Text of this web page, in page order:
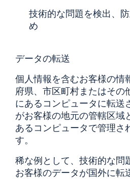
技術的な問題を検出、
め
データの転送
個人情報を含むお客様の情
府県、市区町村またはその
にあるコンピュータに転送
がお客様の地元の管轄区域
あるコンピュータで管理さ
す。
稀な例として、技術的な問
お客様のデータが国外に転